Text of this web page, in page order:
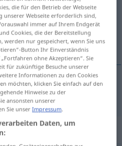
anklicken/antippen)
für "dumm"
die für den Betrieb der Webseite
unserer Webseite erforderlich sind,
immer auf Ihrem Endgerät
Cookies, die der Bereitstellung
werden nur gespeichert, wenn Sie uns
Button Ihr Einverständnis
ohne Akzeptieren“. Sie
für zukünftige Besuche unserer
Informationen zu den Cookies
möchten, klicken Sie einfach auf den
Hinweise zu der
ansonsten unserer
Sie unserImpressum
Daten, um